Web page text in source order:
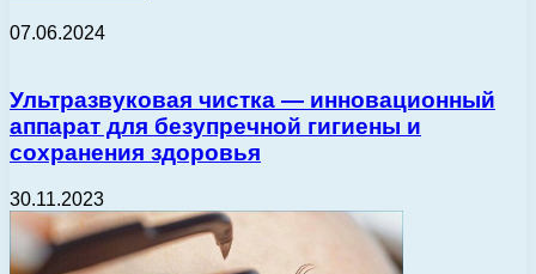
07.06.2024
Ультразвуковая чистка — инновационный
аппарат для безупречной гигиены и
сохранения здоровья
30.11.2023